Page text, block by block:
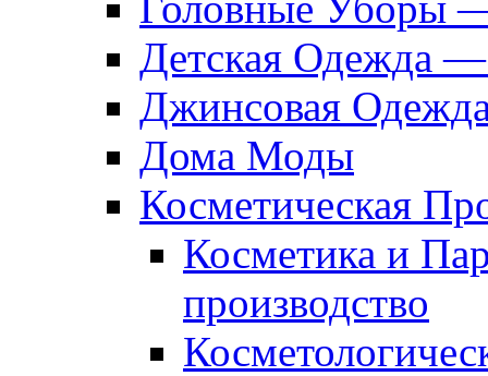
Детская Одежда
Джинсовая
Дома Моды
Косметическая
Косметика и
производство